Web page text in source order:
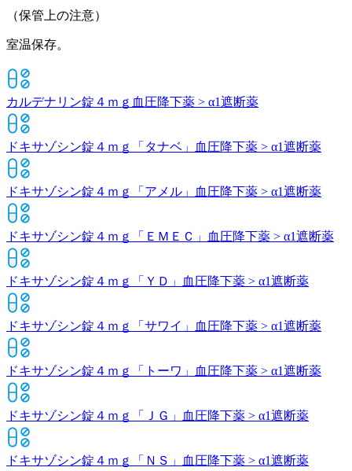
（保管上の注意）
室温保存。
カルデナリン錠４ｍｇ 血圧降下薬 > α1遮断薬
ドキサゾシン錠４ｍｇ「タナベ」 血圧降下薬 > α1遮断薬
ドキサゾシン錠４ｍｇ「アメル」 血圧降下薬 > α1遮断薬
ドキサゾシン錠４ｍｇ「ＥＭＥＣ」 血圧降下薬 > α1遮断薬
ドキサゾシン錠４ｍｇ「ＹＤ」 血圧降下薬 > α1遮断薬
ドキサゾシン錠４ｍｇ「サワイ」 血圧降下薬 > α1遮断薬
ドキサゾシン錠４ｍｇ「トーワ」 血圧降下薬 > α1遮断薬
ドキサゾシン錠４ｍｇ「ＪＧ」 血圧降下薬 > α1遮断薬
ドキサゾシン錠４ｍｇ「ＮＳ」 血圧降下薬 > α1遮断薬